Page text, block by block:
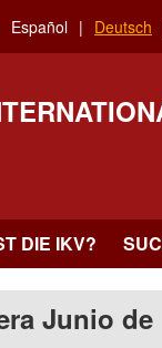
Español Deutsch
DIE IKV?
Junio de